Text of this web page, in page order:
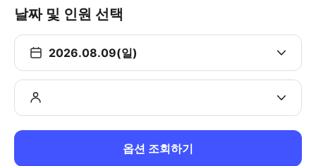
날짜 및 인원 선택
2026.08.09(일)
옵션 조회하기